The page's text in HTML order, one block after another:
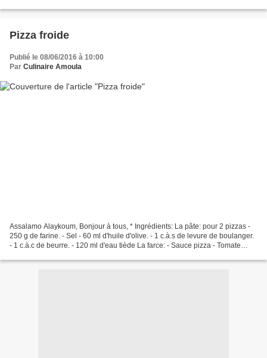
Pizza froide
Publié le 08/06/2016 à 10:00
Par Culinaire Amoula
Assalamo Alaykoum, Bonjour à tous, * Ingrédients: La pâte: pour 2 pizzas -
250 g de farine. - Sel - 60 ml d'huile d'olive. - 1 c.à.s de levure de boulanger.
- 1 c.à.c de beurre. - 120 ml d'eau tiède La farce: - Sauce pizza - Tomate